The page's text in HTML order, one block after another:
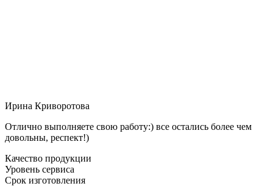
Ирина Криворотова
Отлично выполняете свою работу:) все остались более чем
довольны, респект!)
Качество продукции
Уровень сервиса
Срок изготовления